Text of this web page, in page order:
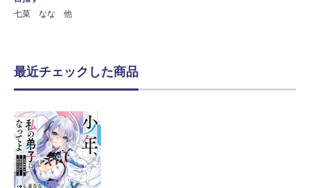
七菜 なな 他
最近チェックした商品